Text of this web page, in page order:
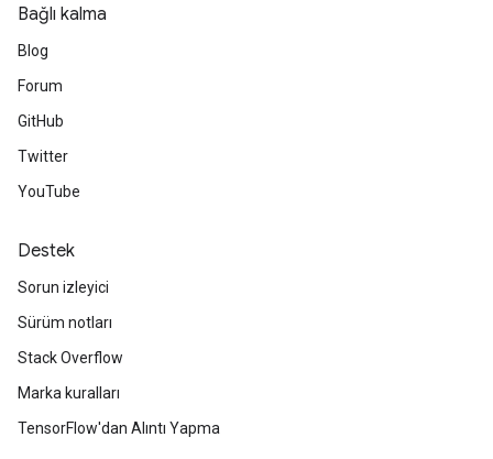
Bağlı kalma
Blog
Forum
GitHub
Twitter
YouTube
Destek
Sorun izleyici
Sürüm notları
Stack Overflow
Marka kuralları
TensorFlow'dan Alıntı Yapma